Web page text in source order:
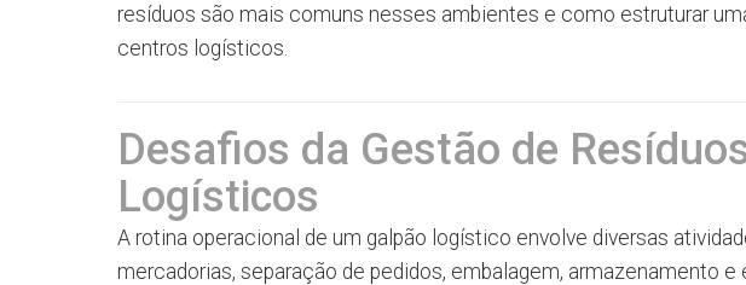
resíduos são mais comuns nesses ambientes e como estruturar
centros logísticos.
Desafios da Gestão de
Logísticos
A rotina operacional de um galpão logístico envolve diversas
mercadorias, separação de pedidos, embalagem, armazenamento